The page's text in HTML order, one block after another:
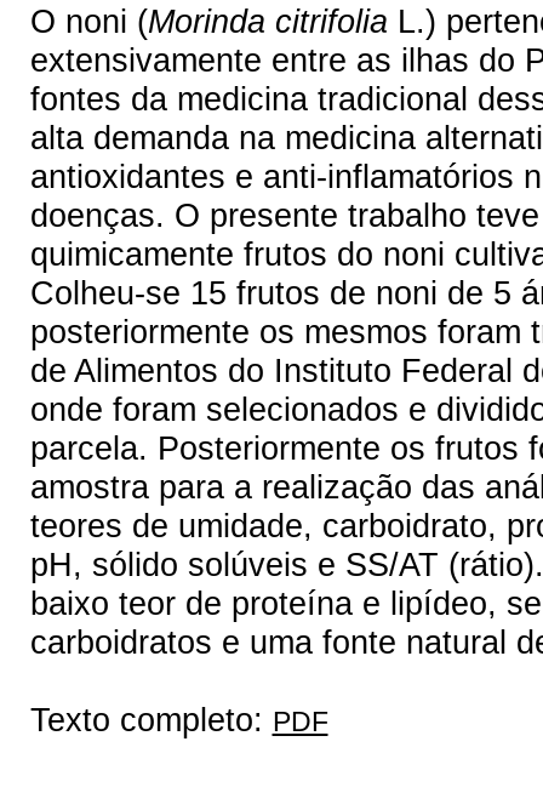
O noni (Morinda citrifolia L.)
extensivamente entre as ilhas do
fontes da medicina tradicional
alta demanda na medicina
antioxidantes e anti-inflamatórios
doenças. O presente trabalho
quimicamente frutos do noni
Colheu-se 15 frutos de noni de 5
posteriormente os mesmos foram
de Alimentos do Instituto Federal
onde foram selecionados e
parcela. Posteriormente os frutos
amostra para a realização das
teores de umidade, carboidrato,
pH, sólido solúveis e SS/AT
baixo teor de proteína e lipídeo,
carboidratos e uma fonte natural
Texto completo: PDF